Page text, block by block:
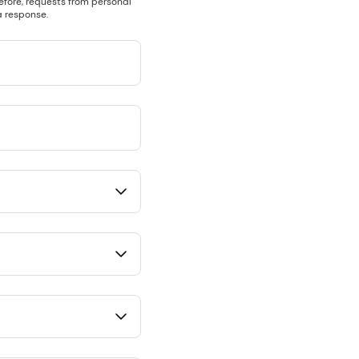
response.